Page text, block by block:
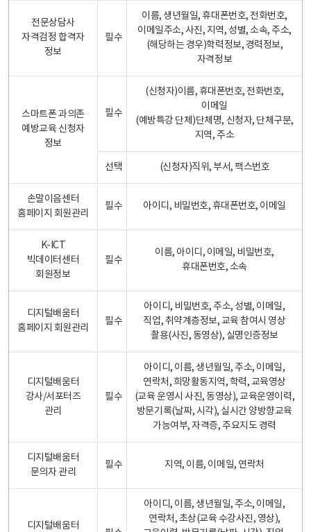
전문상담사
자격검정 합격자
정보
필수
이름, 생년월일, 휴대폰번호, 전화번호,
이메일주소, 사진, 지역, 성별, 소속, 주소,
(해당하는 경우)학력정보, 경력정보,
자격정보
스마트폰 과의존
예방교육 신청자
정보
필수
(신청자)이름, 휴대폰번호, 전화번호,
이메일
(예방특강 단체)단체명, 신청자, 단체구분,
지역, 주소
선택 (신청자)직위, 부서, 팩스번호
손말이음센터
홈페이지 회원관리
필수 아이디, 비밀번호, 휴대폰번호, 이메일
K-ICT
빅데이터센터
회원정보
필수
이름, 아이디, 이메일, 비밀번호,
휴대폰번호, 소속
디지털배움터
홈페이지 회원관리
필수
아이디, 비밀번호, 주소, 성별, 이메일,
직업, 취약계층정보, 교육 참여시 영상
촬용(사진, 동영상), 실명인증정보
디지털배움터
강사/서포터즈
관리
필수
아이디, 이름, 생년월일, 주소, 이메일,
연락처, 희망활동지역, 학력, 교육영상
(교육 운영시 사진, 동영상), 교육운영이력,
방문기록(날짜, 시각), 실시간 양방향교육
가능여부, 자격증, 주요지도 경력
디지털배움터
문의자 관리
필수 지역, 이름, 이메일, 연락처
디지털배움터
아이디, 이름, 생년월일, 주소, 이메일,
연락처, 초상(교육 수강사진, 영상),